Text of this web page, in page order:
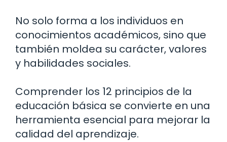
No solo forma a los individuos en
conocimientos académicos, sino que
también moldea su carácter, valores
y habilidades sociales.
Comprender los 12 principios de la
educación básica se convierte en una
herramienta esencial para mejorar la
calidad del aprendizaje.